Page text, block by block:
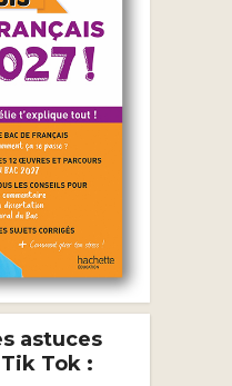
astuces
Tok :